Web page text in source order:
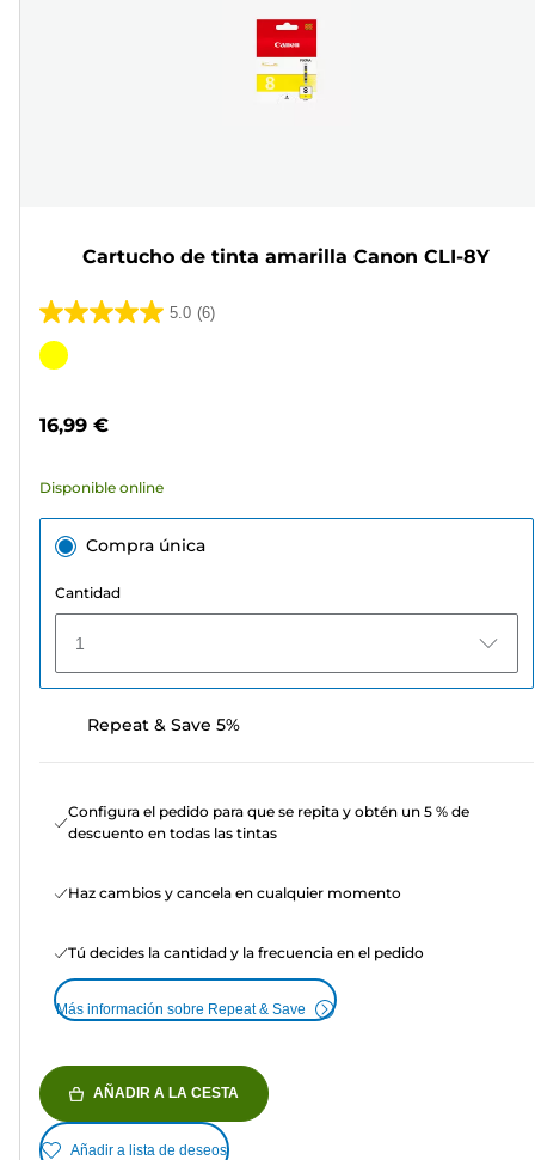
Cartucho de tinta amarilla Canon CLI-8Y
5.0 (6)
5.0
de
Cartucho
color
16,99 €
Disponible online
Compra única
Cantidad
1
Repeat & Save 5%
Configura el pedido para que se repita y obtén un 5 % de
descuento en todas las tintas
Haz cambios y cancela en cualquier momento
Tú decides la cantidad y la frecuencia en el pedido
Más información sobre Repeat & Save
AÑADIR A LA CESTA
Añadir a lista de deseos